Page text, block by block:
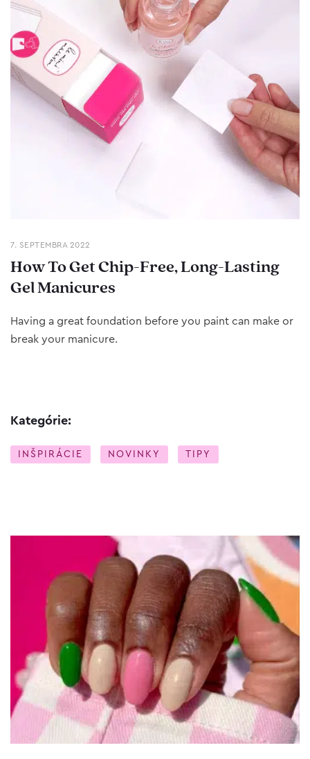
7. SEPTEMBRA 2022
How To Get Chip-Free, Long-Lasting
Gel Manicures
Having a great foundation before you paint can make or
break your manicure.
Kategórie:
INŠPIRÁCIE NOVINKY TIPY